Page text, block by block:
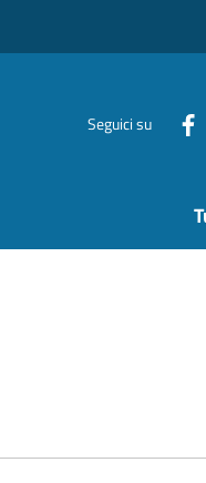
Seguici su